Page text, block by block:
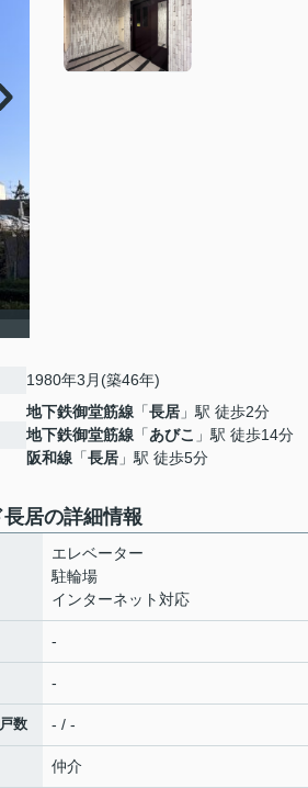
1980年3月(築46年)
地下鉄御堂筋線 「長居 」駅 徒歩2分
地下鉄御堂筋線 「あびこ 」駅 徒歩14分
阪和線 「長居 」駅 徒歩5分
居の詳細情報
エレベーター
駐輪場
インターネット対応
-
-
数 - / -
仲介